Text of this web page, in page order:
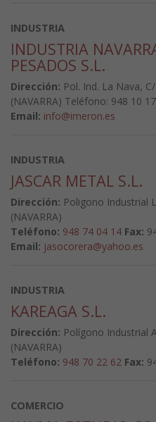
INDUSTRIA
INDUSTRIA
PESADOS S.L.
Dirección: Pol. Ind. La Nava,
(NAVARRA) Teléfono: 948 10
Email: info@imeron.es
INDUSTRIA
JASCAR METAL S.L.
Dirección: Poligono Industrial
(NAVARRA)
Teléfono: 948 74 04 14 Fax:
Email: jasocorera@yahoo.es
INDUSTRIA
KAREAGA S.L.
Dirección: Polígono Industrial
(NAVARRA)
Teléfono: 948 70 22 62 Fax:
COMERCIO